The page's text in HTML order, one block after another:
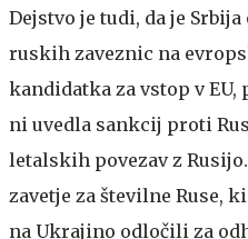
Dejstvo je tudi, da je
ruskih zaveznic na
kandidatka za vstop v
ni uvedla sankcij proti
letalskih povezav z
zavetje za številne Ruse,
na Ukrajino odločili za